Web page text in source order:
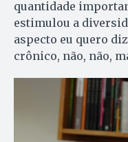
quantidade
estimulou a
aspecto eu quero
crônico, não, não,